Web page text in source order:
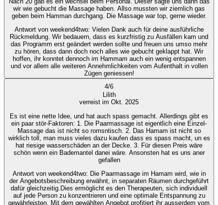
wir wie gebucht die Massage haben. Allso mussten wir ziemlich gas
geben beim Hamman durchgang. Die Massage war top, gerne wieder.
Antwort von weekend4two: Vielen Dank auch für deine ausführliche
Rückmeldung. Wir bedauern, dass es kurzfristig zu Ausfällen kam und
das Programm erst geändert werden sollte und freuen uns umso mehr
zu hören, dass dann doch noch alles wie gebucht geklappt hat. Wir
hoffen, ihr konntet dennoch im Hammam auch ein wenig entspannen
und vor allem alle weiteren Annehmlichkeiten vom Aufenthalt in vollen
Zügen geniessen!
4/6
Lilith
verreist im Okt. 2025
Es ist eine nette Idee, und hat auch spass gemacht. Allerdings gibt es
ein paar stör-Faktoren: 1. Die Paarmassage ist eigentlich eine Einzel-
Massage das ist nicht so romsntisch. 2. Das Hamam ist nicht so
wirklich toll, man muss vieles dazu kaufen dass es spass macht, un es
hat riesige wasserschäden an der Decke. 3. Für diesen Preis wäre
schön wenn ein Bademantel danei wäre. Ansonsten hat es uns aner
gefallen
Antwort von weekend4two: Die Paarmassage im Hamam wird, wie in
der Angebotsbeschreibung erwähnt, in separaten Räumen durchgeführt
dafür gleichzeitig.Dies ermöglicht es den Therapeuten, sich individuell
auf jede Person zu konzentrieren und eine optimale Entspannung zu
gewährleisten. Mit dem gewählten Angebot profitiert ihr ausserdem vom